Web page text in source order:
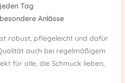
Tag
Anlässe
robust, pflegeleicht und dafür
auch bei regelmäßigem
für alle, die Schmuck lieben,